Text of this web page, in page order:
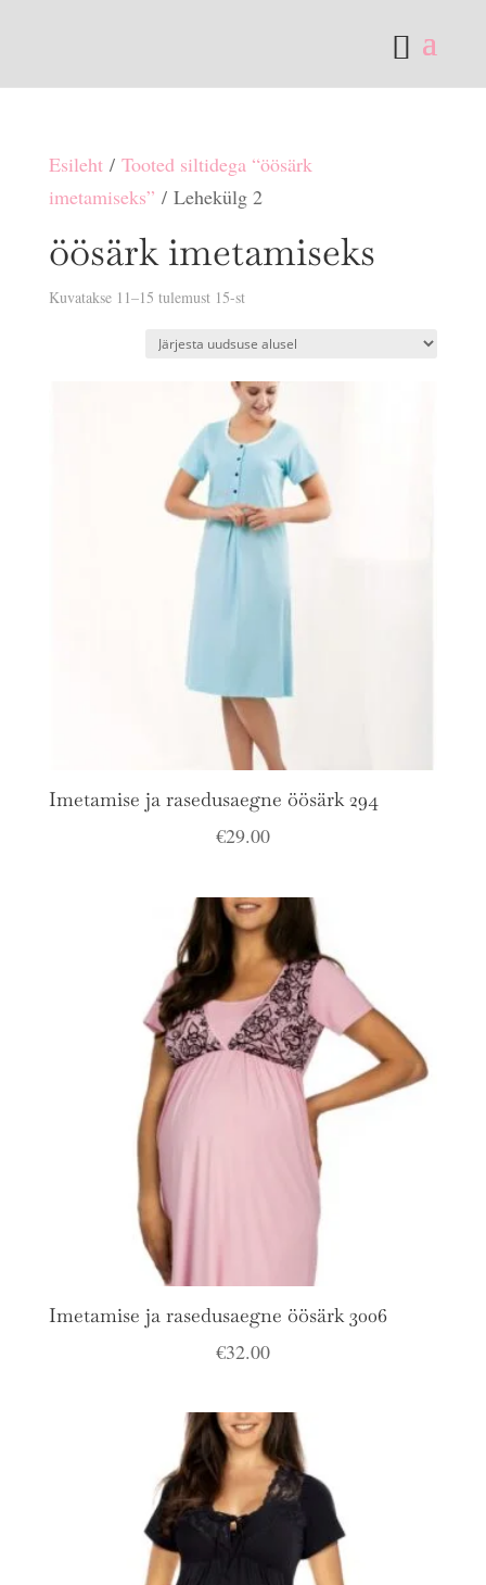
Esileht/ Tooted siltidega “öösärk
imetamiseks” / Lehekülg 2
öösärk imetamiseks
Kuvatakse 11–15 tulemust 15-stSorditud
Imetamise ja rasedusaegne öösärk 294
€29.00
Imetamise ja rasedusaegne öösärk 3006
€32.00